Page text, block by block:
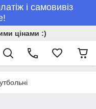
і самовивіз
цінами :)